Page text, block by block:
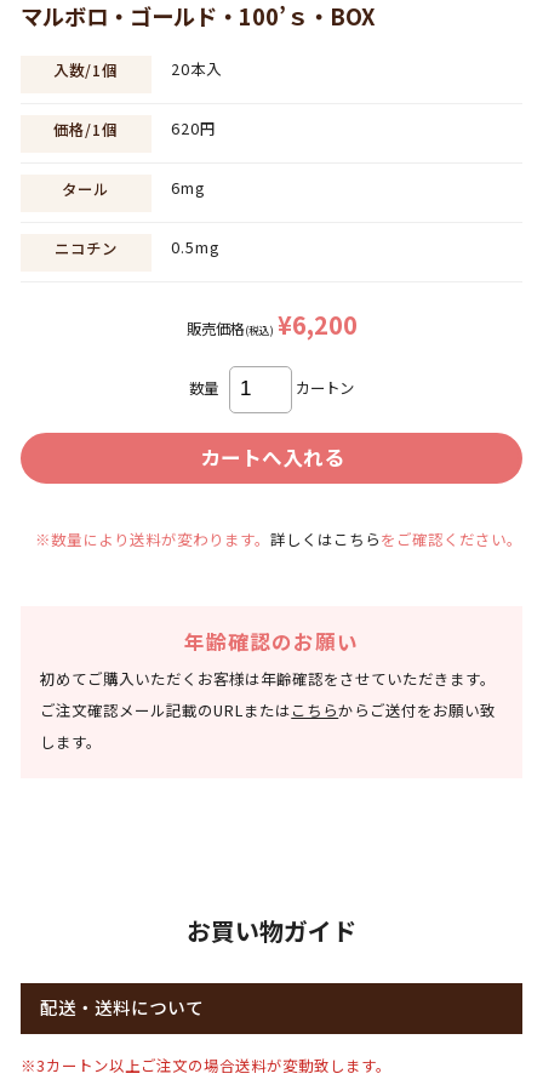
マルボロ・ゴールド・100’ｓ・BOX
入数/1個 20本入
価格/1個 620円
タール 6mg
ニコチン 0.5mg
販売価格(税込) ¥6,200
数量 カートン
※数量により送料が変わります。詳しくはこちらをご確認ください。
年齢確認のお願い
初めてご購入いただくお客様は年齢確認をさせていただきます。
ご注文確認メール記載のURLまたはこちらからご送付をお願い致
します。
お買い物ガイド
配送・送料について
※3カートン以上ご注文の場合送料が変動致します。